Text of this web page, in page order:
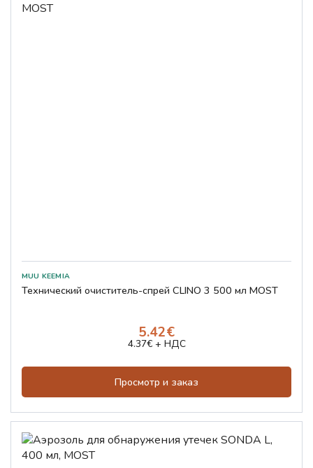
Технический очиститель-спрей CLINO 3 500 мл MOST
5.42€
4.37€ + НДС
Просмотр и заказ